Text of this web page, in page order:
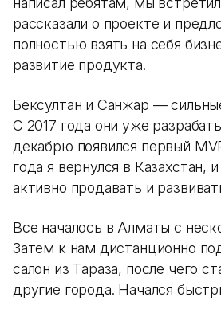
рассказали о проекте и
полностью взять на себя
развитие продукта.
Бексултан и Санжар —
С 2017 года они уже
декабрю появился первый
года я вернулся в Казахстан,
активно продавать и
Все началось в Алматы с
Затем к нам дистанционно
салон из Тараза, после чего
другие города. Начался